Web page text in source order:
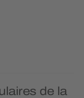
de la